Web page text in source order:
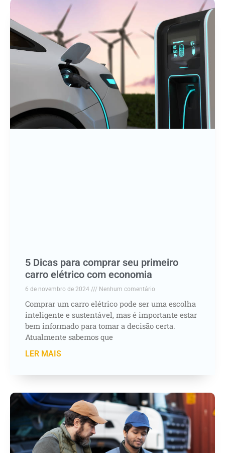
5 Dicas para comprar seu primeiro
carro elétrico com economia
6 de novembro de 2024 Nenhum comentário
Comprar um carro elétrico pode ser uma escolha
inteligente e sustentável, mas é importante estar
bem informado para tomar a decisão certa.
Atualmente sabemos que
LER MAIS